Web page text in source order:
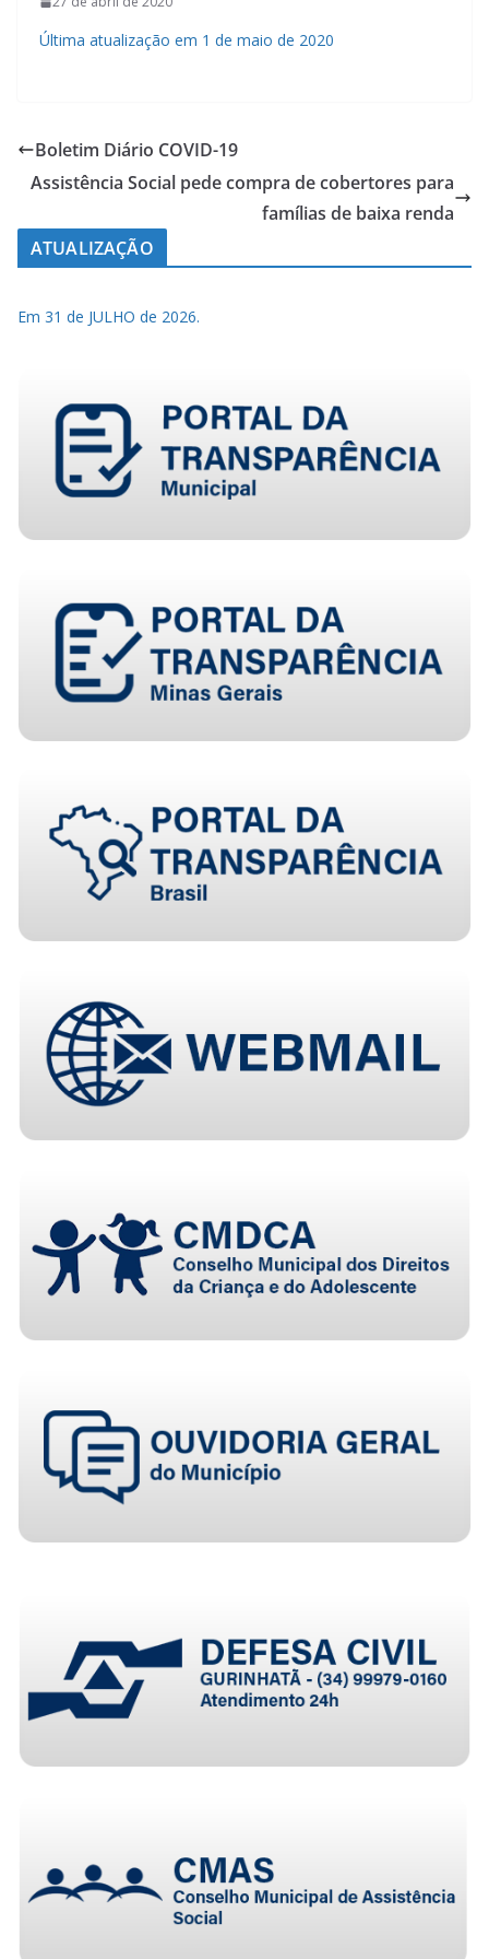
Última atualização em 1 de maio de 2020
Boletim Diário COVID-19
Assistência Social pede compra de cobertores para
famílias de baixa renda
ATUALIZAÇÃO
Em 31 de JULHO de 2026.